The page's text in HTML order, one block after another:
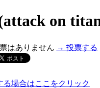
on
はありません → 投票する
る場合はここをクリック